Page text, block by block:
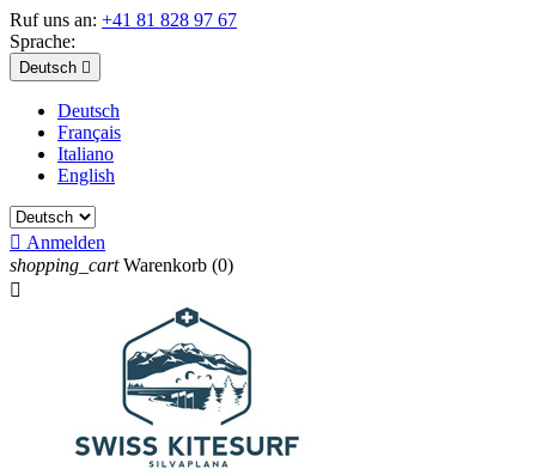
Ruf uns an: +41 81 828 97 67
Sprache:
Deutsch 
Deutsch
Français
Italiano
English
 Anmelden
shopping_cart Warenkorb (0)
